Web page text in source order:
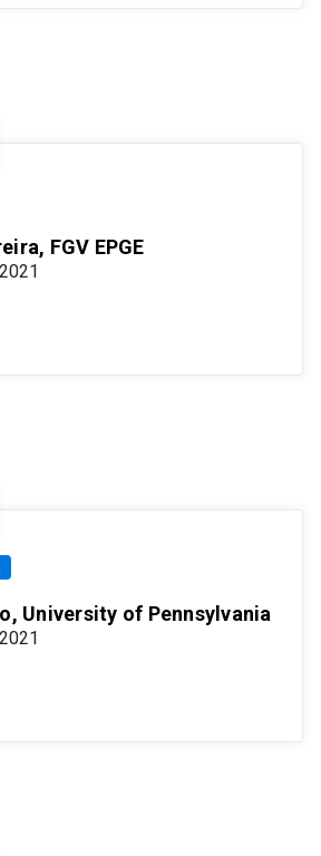
FGV EPGE
University of Pennsylvania